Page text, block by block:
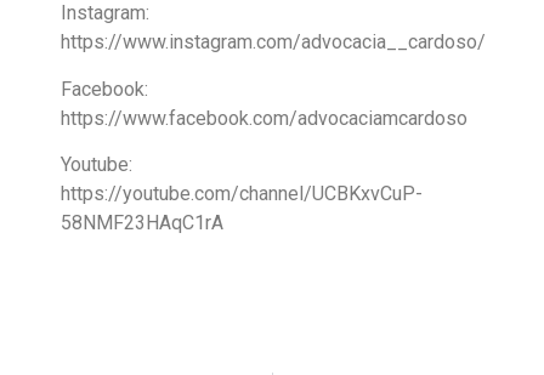
Instagram:
https://www.instagram.com/advocacia__cardoso/
Facebook:
https://www.facebook.com/advocaciamcardoso
Youtube:
https://youtube.com/channel/UCBKxvCuP-
58NMF23HAqC1rA